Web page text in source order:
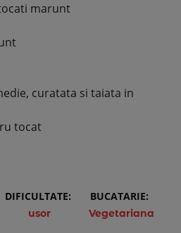
DIFICULTATE:
usor
BUCATARIE:
Vegetariana
marunt
curatata si taiata in
tocat